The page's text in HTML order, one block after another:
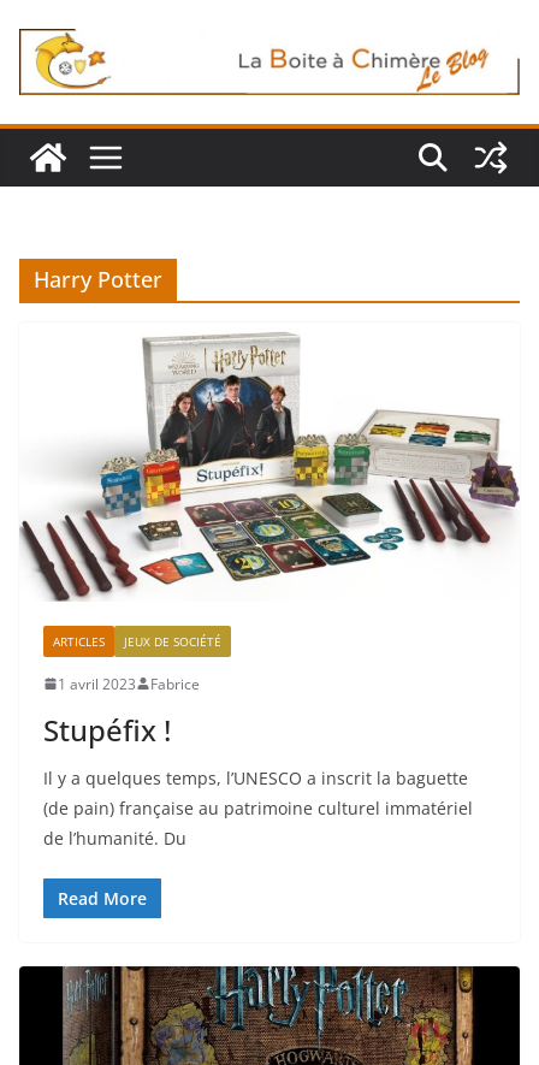
contenu
Harry Potter
ARTICLES JEUX DE SOCIÉTÉ
1 avril 2023 Fabrice
Stupéfix !
Il y a quelques temps, l’UNESCO a inscrit la baguette
(de pain) française au patrimoine culturel immatériel
de l’humanité. Du
Read More